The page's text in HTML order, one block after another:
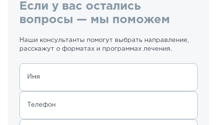
Если у вас остались
вопросы — мы поможем
Наши консультанты помогут выбрать направление,
расскажут о форматах и программах лечения.
Имя
Телефон